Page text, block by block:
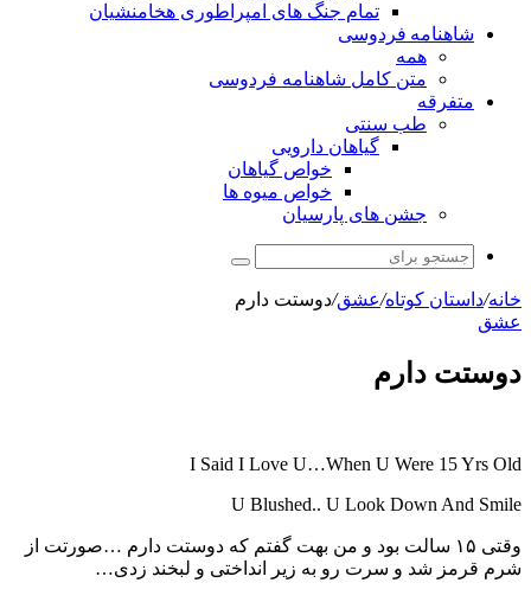
تمام جنگ های امپراطوری هخامنشیان
شاهنامه فردوسی
همه
متن کامل شاهنامه فردوسی
متفرقه
طب سنتی
گیاهان دارویی
خواص گیاهان
خواص میوه ها
جشن های پارسیان
جستجو
خانه/داستان کوتاه/عشق/دوستت دارم
عشق
دوستت دارم
I Said I Love U…When U Were 15 Yrs Old
U Blushed.. U Look Down And Smile
وقتی ۱۵ سالت بود و من بهت گفتم که دوستت دارم …صورتت از
شرم قرمز شد و سرت رو به زیر انداختی و لبخند زدی…